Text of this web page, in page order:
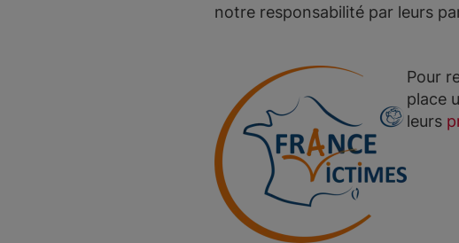
notre responsabilité par leurs
Pour
place
leurs